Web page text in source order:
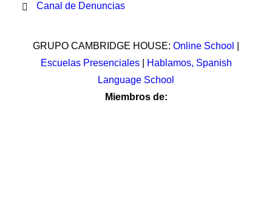
Canal de Denuncias
GRUPO CAMBRIDGE HOUSE: Online School
Escuelas Presenciales|
Hablamos, Spanish
Language School
Miembros de: